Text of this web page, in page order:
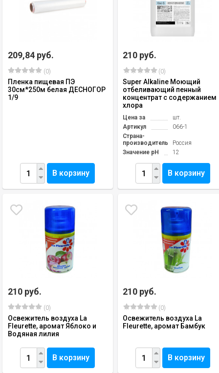
209,84 руб.
(0)
Пленка пищевая ПЭ
30см*250м белая ДЕСНОГОР
1/9
В корзину
210 руб.
(0)
Super Alkaline Моющий
отбеливающий пенный
концентрат с содержанием
хлора
Цена за
шт.
Артикул
066-1
Страна-
производитель
Россия
Значение pH
12
В корзину
210 руб.
(0)
Освежитель воздуха La
Fleurette, аромат Яблоко и
Водяная лилия
В корзину
210 руб.
(0)
Освежитель воздуха La
Fleurette, аромат Бамбук
В корзину